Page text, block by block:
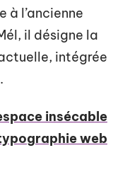
à l’ancienne
il désigne la
intégrée
insécable
web